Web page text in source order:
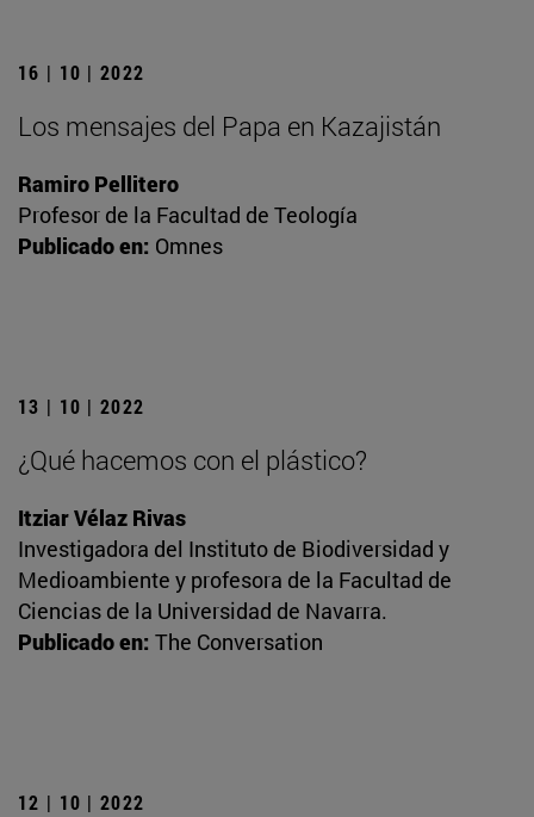
16 | 10 | 2022
Los mensajes del Papa en Kazajistán
Ramiro Pellitero
Profesor de la Facultad de Teología
Publicado en: Omnes
13 | 10 | 2022
¿Qué hacemos con el plástico?
Itziar Vélaz Rivas
Investigadora del Instituto de Biodiversidad y
Medioambiente y profesora de la Facultad de
Ciencias de la Universidad de Navarra.
Publicado en: The Conversation
12 | 10 | 2022